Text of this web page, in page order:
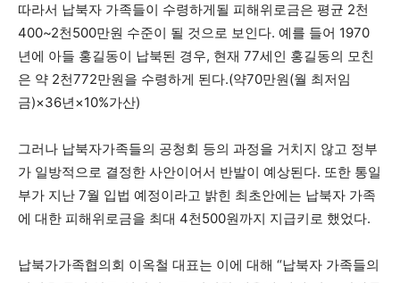
따라서 납북자 가족들이 수령하게될 피해위로금은 평균 2천
400~2천500만원 수준이 될 것으로 보인다. 예를 들어 1970
년에 아들 홍길동이 납북된 경우, 현재 77세인 홍길동의 모친
은 약 2천772만원을 수령하게 된다.(약70만원(월 최저임
금)×36년×10%가산)
그러나 납북자가족들의 공청회 등의 과정을 거치지 않고 정부
가 일방적으로 결정한 사안이어서 반발이 예상된다. 또한 통일
부가 지난 7월 입법 예정이라고 밝힌 최초안에는 납북자 가족
에 대한 피해위로금을 최대 4천500원까지 지급키로 했었다.
납북가가족협의회 이옥철 대표는 이에 대해 “납북자 가족들의